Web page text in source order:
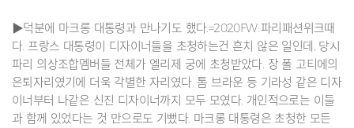
▶덕분에 마크롱 대통령과 만나기도 했다.=2020FW 파리패션위크때
다. 프랑스 대통령이 디자이너들을 초청하는건 흔치 않은 일인데, 당시
파리 의상조합멤버들 전체가 엘리제 궁에 초청받았다. 장 폴 고티에의
은퇴자리였기에 더욱 각별한 자리였다. 톰 브라운 등 기라성 같은 디자
이너부터 나같은 신진 디자이너까지 모두 모였다. 개인적으로는 이들
과 함께 있었다는 것 만으로도 기뻤다. 마크롱 대통령은 초청한 모든